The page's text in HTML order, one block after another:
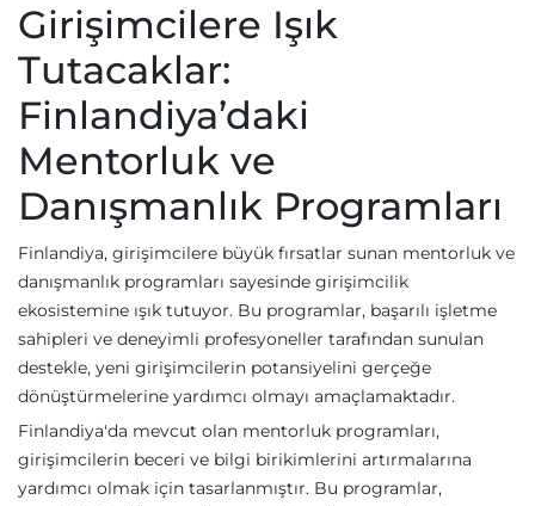
Girişimcilere Işık
Tutacaklar:
Finlandiya’daki
Mentorluk ve
Danışmanlık Programları
Finlandiya, girişimcilere büyük fırsatlar sunan mentorluk ve
danışmanlık programları sayesinde girişimcilik
ekosistemine ışık tutuyor. Bu programlar, başarılı işletme
sahipleri ve deneyimli profesyoneller tarafından sunulan
destekle, yeni girişimcilerin potansiyelini gerçeğe
dönüştürmelerine yardımcı olmayı amaçlamaktadır.
Finlandiya'da mevcut olan mentorluk programları,
girişimcilerin beceri ve bilgi birikimlerini artırmalarına
yardımcı olmak için tasarlanmıştır. Bu programlar,